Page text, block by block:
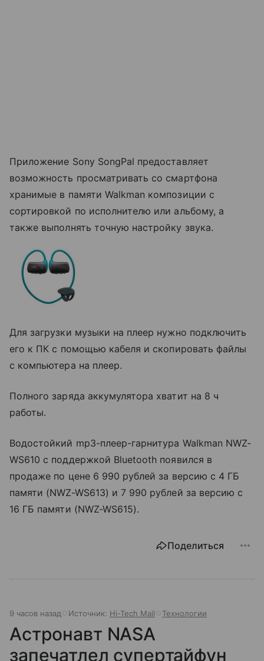
Приложение Sony SongPal предоставляет
возможность просматривать со смартфона
хранимые в памяти Walkman композиции с
сортировкой по исполнителю или альбому, а
также выполнять точную настройку звука.
Для загрузки музыки на плеер нужно подключить
его к ПК с помощью кабеля и скопировать файлы
с компьютера на плеер.
Полного заряда аккумулятора хватит на 8 ч
работы.
Водостойкий mp3-плеер-гарнитура Walkman NWZ-
WS610 с поддержкой Bluetooth появился в
продаже по цене 6 990 рублей за версию с 4 ГБ
памяти (NWZ-WS613) и 7 990 рублей за версию с
16 ГБ памяти (NWZ-WS615).
Поделиться
9 часов назад Источник: Hi-Tech Mail Технологии
Астронавт NASA
запечатлел супертайфун